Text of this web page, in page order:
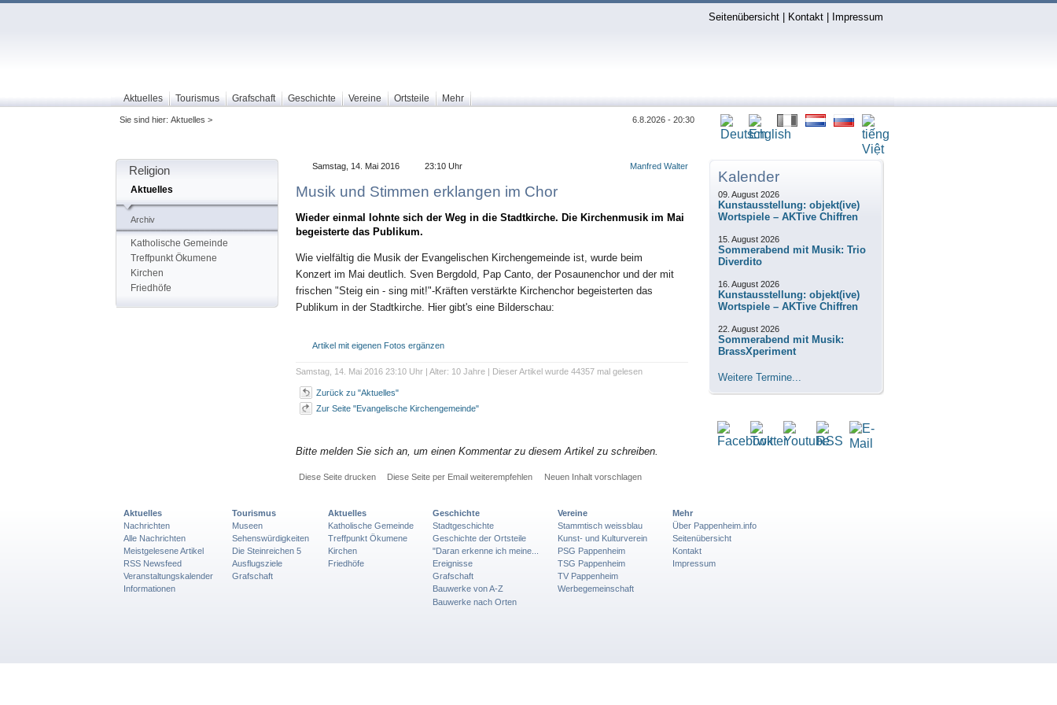
Seitenübersicht| Kontakt| Impressum
Aktuelles Tourismus Grafschaft Geschichte Vereine Ortsteile Mehr
Sie sind hier: Aktuelles > 6.8.2026 - 20:30
Religion
Aktuelles
Archiv
Katholische Gemeinde
Treffpunkt Ökumene
Kirchen
Friedhöfe
Kalender
09. August 2026
Kunstausstellung: objekt(ive)
Wortspiele – AKTive Chiffren
15. August 2026
Sommerabend mit Musik: Trio
Diverdito
16. August 2026
Kunstausstellung: objekt(ive)
Wortspiele – AKTive Chiffren
22. August 2026
Sommerabend mit Musik:
BrassXperiment
Weitere Termine...
Samstag, 14. Mai 2016 23:10 Uhr Manfred Walter
Musik und Stimmen erklangen im Chor
Wieder einmal lohnte sich der Weg in die Stadtkirche. Die Kirchenmusik im Mai
begeisterte das Publikum.
Wie vielfältig die Musik der Evangelischen Kirchengemeinde ist, wurde beim
Konzert im Mai deutlich. Sven Bergdold, Pap Canto, der Posaunenchor und der mit
frischen "Steig ein - sing mit!"-Kräften verstärkte Kirchenchor begeisterten das
Publikum in der Stadtkirche. Hier gibt's eine Bilderschau:
Artikel mit eigenen Fotos ergänzen
Samstag, 14. Mai 2016 23:10 Uhr | Alter: 10 Jahre | Dieser Artikel wurde 44357 mal gelesen
Zurück zu "Aktuelles"
Zur Seite "Evangelische Kirchengemeinde"
Bitte melden Sie sich an, um einen Kommentar zu diesem Artikel zu schreiben.
Diese Seite drucken Diese Seite per Email weiterempfehlen Neuen Inhalt vorschlagen
Aktuelles
Nachrichten
Alle Nachrichten
Meistgelesene Artikel
RSS Newsfeed
Veranstaltungskalender
Informationen
Tourismus
Museen
Sehenswürdigkeiten
Die Steinreichen 5
Ausflugsziele
Grafschaft
Aktuelles
Katholische Gemeinde
Treffpunkt Ökumene
Kirchen
Friedhöfe
Geschichte
Stadtgeschichte
Geschichte der Ortsteile
"Daran erkenne ich meine...
Ereignisse
Grafschaft
Bauwerke von A-Z
Bauwerke nach Orten
Vereine
Stammtisch weissblau
Kunst- und Kulturverein
PSG Pappenheim
TSG Pappenheim
TV Pappenheim
Werbegemeinschaft
Mehr
Über Pappenheim.info
Seitenübersicht
Kontakt
Impressum